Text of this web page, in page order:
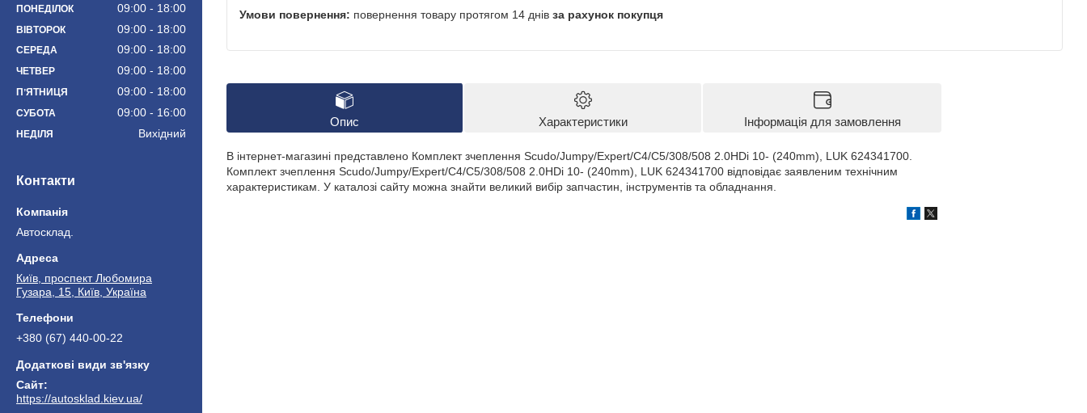
ПОНЕДІЛОК 09:00 18:00
ВІВТОРОК 09:00 18:00
СЕРЕДА 09:00 18:00
ЧЕТВЕР 09:00 18:00
ПʼЯТНИЦЯ 09:00 18:00
СУБОТА 09:00 16:00
НЕДІЛЯ Вихідний
Контакти
Автосклад.
Київ, проспект Любомира
Гузара, 15, Київ, Україна
+380 (67) 440-00-22
https://autosklad.kiev.ua/
повернення товару протягом 14 днів за рахунок покупця
Опис Характеристики Інформація для замовлення
В інтернет-магазині представлено Комплект зчеплення Scudo/Jumpy/Expert/C4/C5/308/508 2.0HDi 10- (240mm), LUK 624341700.
Комплект зчеплення Scudo/Jumpy/Expert/C4/C5/308/508 2.0HDi 10- (240mm), LUK 624341700 відповідає заявленим технічним
характеристикам. У каталозі сайту можна знайти великий вибір запчастин, інструментів та обладнання.